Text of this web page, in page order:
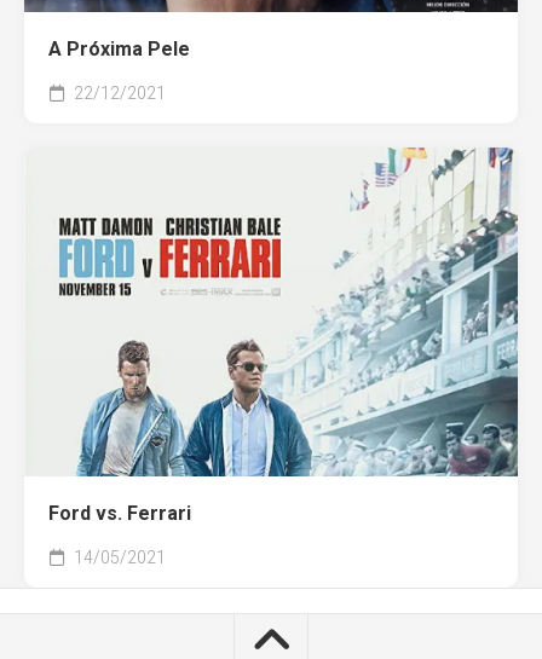
A Próxima Pele
22/12/2021
Ford vs. Ferrari
14/05/2021